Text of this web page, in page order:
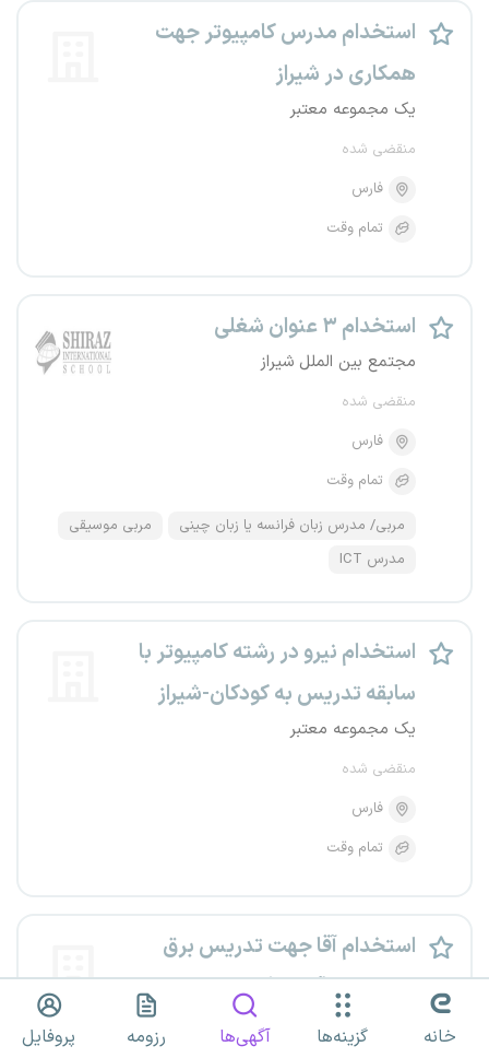
استخدام مدرس کامپیوتر جهت
همکاری در شیراز
یک مجموعه معتبر
منقضی شده
فارس
تمام وقت
استخدام ۳ عنوان شغلی
مجتمع بین الملل شیراز
منقضی شده
فارس
تمام وقت
مربی/ مدرس زبان فرانسه یا زبان چینی
مربی موسیقی
مدرس ICT
استخدام نیرو در رشته کامپیوتر با
سابقه تدریس به کودکان-شیراز
یک مجموعه معتبر
منقضی شده
فارس
تمام وقت
استخدام آقا جهت تدریس برق
صنعتی در آموزشگاه هرم - شیراز
یک مجموعه معتبر
خانه گزینه‌ها آگهی‌ها رزومه پروفایل